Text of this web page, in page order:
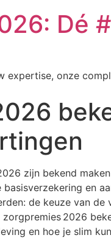
Dé
expertise, onze
zijn bekend
en
de keuze van
2026
en hoe je slim